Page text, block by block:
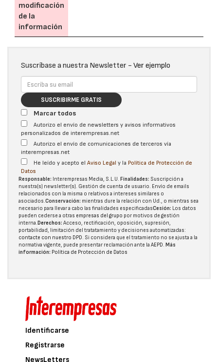
modificación
de la
información
Suscríbase a nuestra Newsletter - Ver ejemplo
SUSCRIBIRME GRATIS
Marcar todos
Autorizo el envío de newsletters y avisos informativos
personalizados de interempresas.net
Autorizo el envío de comunicaciones de terceros vía
interempresas.net
He leído y acepto el Aviso Legal y la Política de Protección de
Datos
Responsable: Interempresas Media, S.L.U. Finalidades: Suscripción a
nuestra(s) newsletter(s). Gestión de cuenta de usuario. Envío de emails
relacionados con la misma o relativos a intereses similares o
asociados.Conservación: mientras dure la relación con Ud., o mientras sea
necesario para llevar a cabo las finalidades especificadasCesión: Los datos
pueden cederse a otras empresas del grupo por motivos de gestión
interna.Derechos: Acceso, rectificación, oposición, supresión,
portabilidad, limitación del tratatamiento y decisiones automatizadas:
contacte con nuestro DPD. Si considera que el tratamiento no se ajusta a la
normativa vigente, puede presentar reclamación ante la AEPD. Más
información: Política de Protección de Datos
Identificarse
Registrarse
NewsLetters